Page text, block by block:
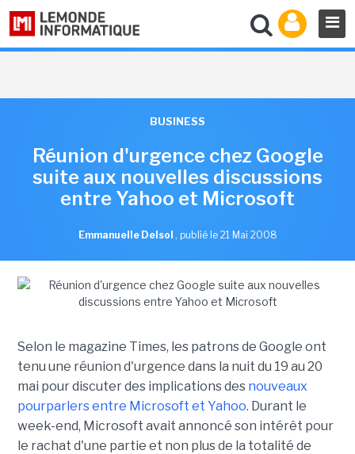
BUSINESS
Réunion d'urgence chez Google
suite aux nouvelles discussions
entre Yahoo et Microsoft
Emmanuelle Delsol , publié le 21 Mai 2008
Selon le magazine Times, les patrons de Google ont
tenu une réunion d'urgence dans la nuit du 19 au 20
mai pour discuter des implications des nouveaux
pourparlers entre Microsoft et Yahoo. Durant le
week-end, Microsoft avait annoncé son intérêt pour
le rachat d'une partie et non plus de la totalité de